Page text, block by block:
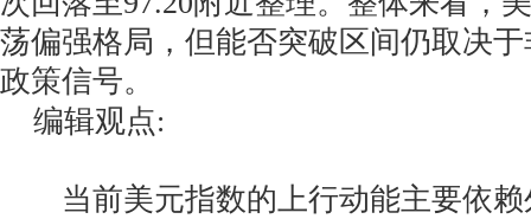
荡偏强格局，但能否突破区间仍取决
政策信号。
编辑观点:
当前美元指数的上行动能主要依赖